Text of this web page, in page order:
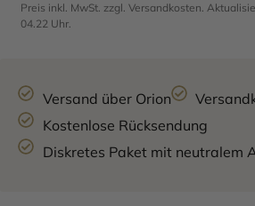
Preis inkl. MwSt. zzgl. Versandkosten.
04.22 Uhr.
Versand über Orion
Kostenlose Rücksendung
Diskretes Paket mit neutralem